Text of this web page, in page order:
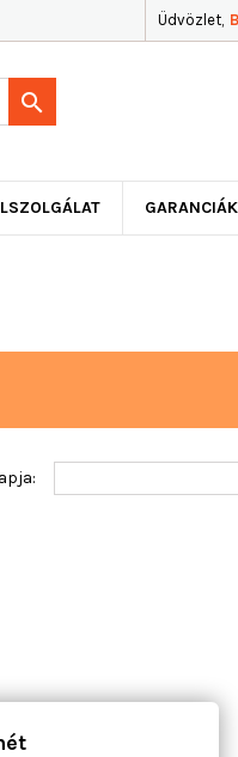
Üdvözlet,

GARANCIÁK